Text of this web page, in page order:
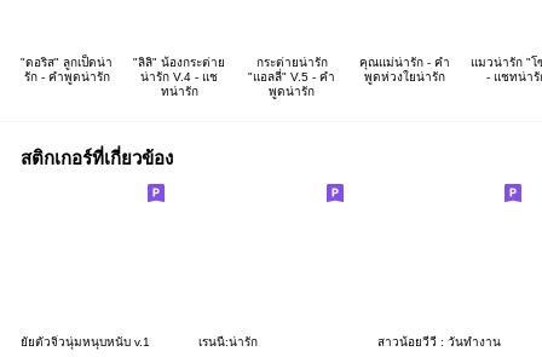
"ดอริส" ลูกเป็ดน่า
รัก - คำพูดน่ารัก
"ลิลิ" น้องกระต่าย
น่ารัก V.4 - แช
ทน่ารัก
กระต่ายน่ารัก
"แอลลี่" V.5 - คำ
พูดน่ารัก
คุณแม่น่ารัก - คำ
พูดห่วงใยน่ารัก
แมวน่ารัก "โ
- แชทน่ารั
สติกเกอร์ที่เกี่ยวข้อง
ยัยตัวจิ๋วนุ่มหนุบหนับ v.1 เรนนี่:น่ารัก สาวน้อยวีวี่ : วันทำงาน